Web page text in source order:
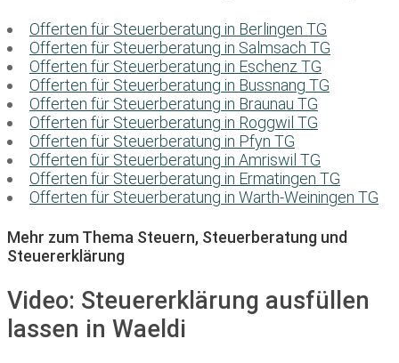
Offerten für Steuerberatung in Berlingen TG
Offerten für Steuerberatung in Salmsach TG
Offerten für Steuerberatung in Eschenz TG
Offerten für Steuerberatung in Bussnang TG
Offerten für Steuerberatung in Braunau TG
Offerten für Steuerberatung in Roggwil TG
Offerten für Steuerberatung in Pfyn TG
Offerten für Steuerberatung in Amriswil TG
Offerten für Steuerberatung in Ermatingen TG
Offerten für Steuerberatung in Warth-Weiningen TG
Mehr zum Thema Steuern, Steuerberatung und
Steuererklärung
Video: Steuererklärung ausfüllen
lassen in Waeldi